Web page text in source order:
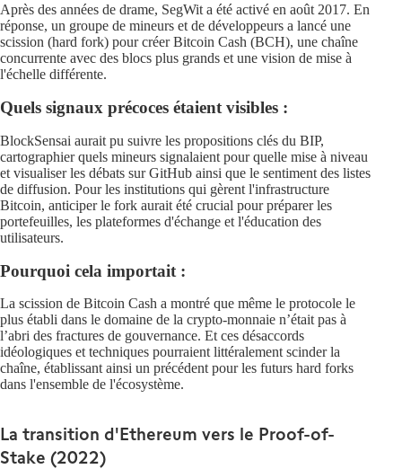
Après des années de drame, SegWit a été activé en août 2017. En
réponse, un groupe de mineurs et de développeurs a lancé une
scission (hard fork) pour créer Bitcoin Cash (BCH), une chaîne
concurrente avec des blocs plus grands et une vision de mise à
l'échelle différente.
Quels signaux précoces étaient visibles :
BlockSensai aurait pu suivre les propositions clés du BIP,
cartographier quels mineurs signalaient pour quelle mise à niveau
et visualiser les débats sur GitHub ainsi que le sentiment des listes
de diffusion. Pour les institutions qui gèrent l'infrastructure
Bitcoin, anticiper le fork aurait été crucial pour préparer les
portefeuilles, les plateformes d'échange et l'éducation des
utilisateurs.
Pourquoi cela importait :
La scission de Bitcoin Cash a montré que même le protocole le
plus établi dans le domaine de la crypto-monnaie n’était pas à
l’abri des fractures de gouvernance. Et ces désaccords
idéologiques et techniques pourraient littéralement scinder la
chaîne, établissant ainsi un précédent pour les futurs hard forks
dans l'ensemble de l'écosystème.
La transition d'Ethereum vers le Proof-of-
Stake (2022)